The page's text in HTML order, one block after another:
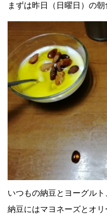
まずは昨日（日曜日）の朝
いつもの納豆とヨーグルト
納豆にはマヨネーズとオ